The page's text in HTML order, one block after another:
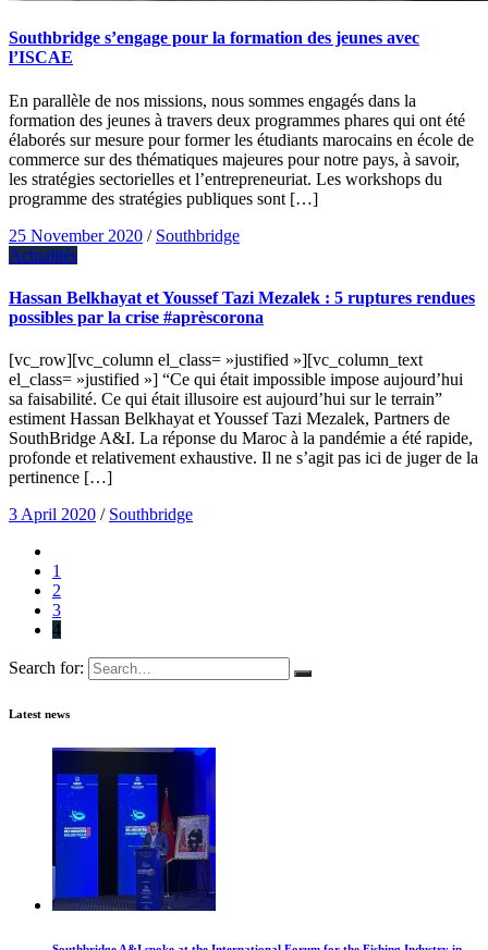
Southbridge s’engage pour la formation des jeunes avec
l’ISCAE
En parallèle de nos missions, nous sommes engagés dans la
formation des jeunes à travers deux programmes phares qui ont été
élaborés sur mesure pour former les étudiants marocains en école de
commerce sur des thématiques majeures pour notre pays, à savoir,
les stratégies sectorielles et l’entrepreneuriat. Les workshops du
programme des stratégies publiques sont […]
25 November 2020 / Southbridge
Actualités
Hassan Belkhayat et Youssef Tazi Mezalek : 5 ruptures rendues
possibles par la crise #aprèscorona
[vc_row][vc_column el_class= »justified »][vc_column_text
el_class= »justified »] “Ce qui était impossible impose aujourd’hui
sa faisabilité. Ce qui était illusoire est aujourd’hui sur le terrain”
estiment Hassan Belkhayat et Youssef Tazi Mezalek, Partners de
SouthBridge A&I. La réponse du Maroc à la pandémie a été rapide,
profonde et relativement exhaustive. Il ne s’agit pas ici de juger de la
pertinence […]
3 April 2020 / Southbridge
1
2
3
4
Search for:
Latest news